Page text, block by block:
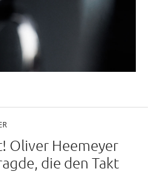
Heemeyer
die den Takt